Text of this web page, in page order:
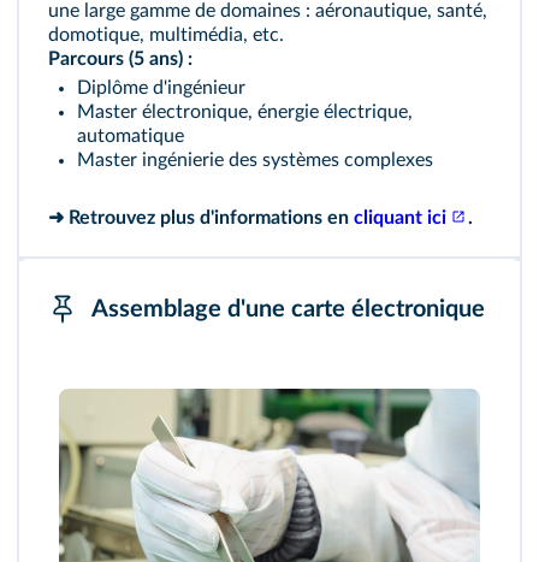
une large gamme de domaines : aéronautique, santé,
domotique, multimédia, etc.
Parcours (5 ans) :
Diplôme d'ingénieur
Master électronique, énergie électrique,
automatique
Master ingénierie des systèmes complexes
➜ Retrouvez plus d'informations en cliquant ici .
Assemblage d'une carte électronique